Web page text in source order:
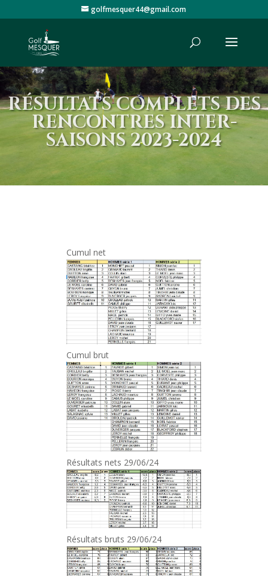
golfmesquer44@gmail.com
RÉSULTATS COMPLETS DES
RENCONTRES INTER-
SAISONS 2023-2024
Cumul net
Cumul brut
Résultats nets 29/06/24
Résultats bruts 29/06/24